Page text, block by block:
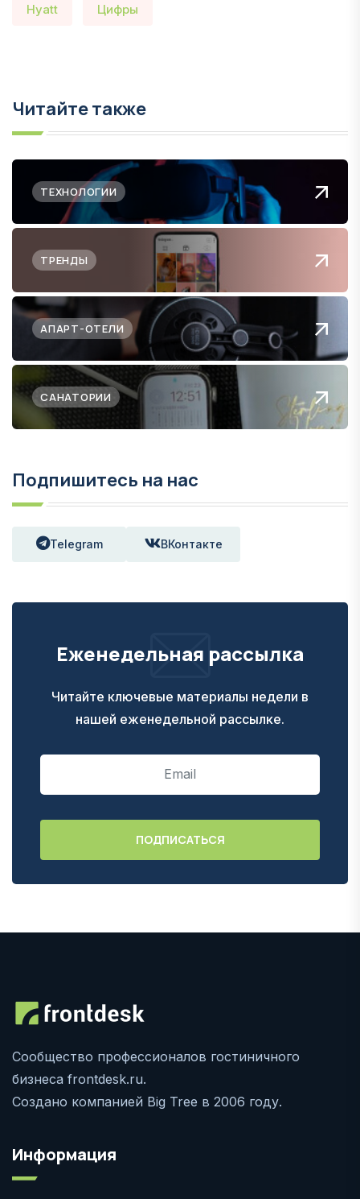
Hyatt Цифры
Читайте также
ТЕХНОЛОГИИ
ТРЕНДЫ
АПАРТ-ОТЕЛИ
САНАТОРИИ
Подпишитесь на нас
Telegram ВКонтакте
Еженедельная рассылка
Читайте ключевые материалы недели в
нашей еженедельной рассылке.
Сообщество профессионалов гостиничного
бизнеса frontdesk.ru.
Создано компанией Big Tree в 2006 году.
Информация